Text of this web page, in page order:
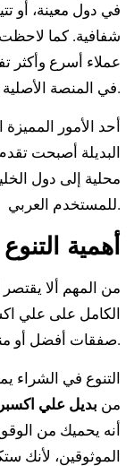
في دول معينة، أو
شفافية. كما
عملاء أسرع وأكثر
في المنصة الأصلية.
أحد الأمور
البديلة أصبحت
محلية إلى دول
للمستخدم العربي.
أهمية
من المهم ألا
الكامل على علي
صفقات أفضل أو منتجات حصرية لا تُعرض على تلك المنصة.
التنوع في الشراء
من بديل علي
أنه يحميك من
الموثوقين، لأنك